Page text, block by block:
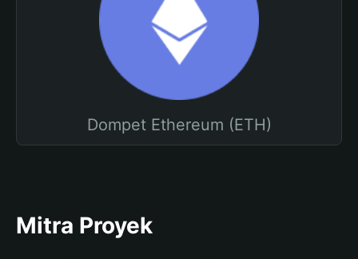
Dompet Ethereum (ETH)
Mitra Proyek